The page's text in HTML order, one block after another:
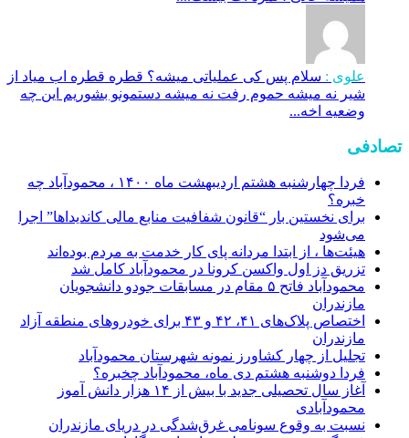
علوی : سلام پس کی عملیاتی میشه؟ قطره قطره اب میاد از
شیر نه میشه حموم رفت نه میشه دستمونو بشوریم این چه
وضعیه اخه...
تصادفی
فردا چهارشنبه هشتم اردیبهشت ماه ۱۴۰۰ ، محمودآباد چه
خبره؟
برای نخستین بار “قانون شفافیت منابع مالی کاندیداها” اجرا
می‌شود
هیئت‌ها ، از ابتدا مردانه پای کار خدمت به مردم بوده‌اند
تزریق دز اول واکسن کرونا در محمودآباد کامل شد
محمودآباد فاتح ۵ مقام در مسابقات جودو دانشجویان
مازندران
اختصاص پلاک‌های ۴۱، ۴۲ و ۴۳ برای خودروهای منطقه آزاد
مازندران
تجلیل از چهار کشاورز نمونه شهرستان محمودآباد
فردا دوشنبه هشتم دی ماه، محمودآباد چخبره؟
آغاز سال تحصیلی جدید با بیش از ۱۴ هزار دانش آموز
محمودآبادی
نسبت به وقوع سونامی غرق‌شدگی در دریای مازندران